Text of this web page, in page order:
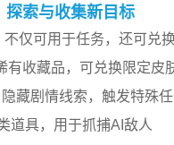
探索与收集新目标
仅可用于任务，还可兑换
有收藏品，可兑换限定皮
藏剧情线索，触发特殊
道具，用于抓捕AI敌人